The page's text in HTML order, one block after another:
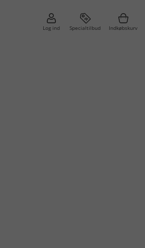
Log ind Specialtilbud Indkøbskurv